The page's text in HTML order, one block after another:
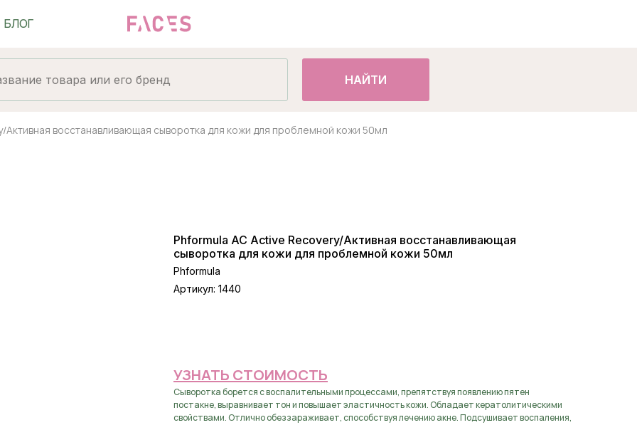
НАЙТИ
Активная восстанавливающая сыворотка для кожи для проблемной кожи 50мл
Phformula AC Active Recovery/Активная восстанавливающая
сыворотка для кожи для проблемной кожи 50мл
Phformula
Артикул: 1440
УЗНАТЬ СТОИМОСТЬ
Сыворотка борется с воспалительными процессами, препятствуя появлению пятен
постакне, выравнивает тон и повышает эластичность кожи. Обладает кератолитическими
свойствами. Отлично обеззараживает, способствуя лечению акне. Подсушивает воспаления,